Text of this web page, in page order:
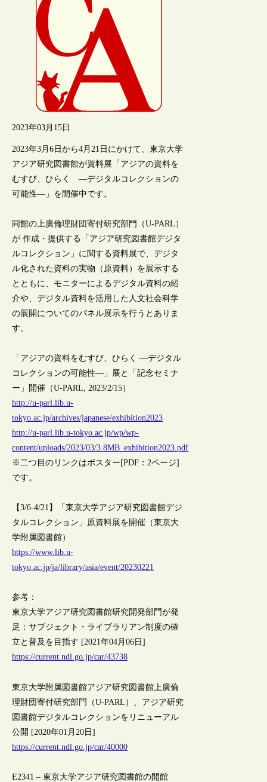
2023年03月15日
2023年3月6日から4月21日にかけて、東京大学
アジア研究図書館が資料展「アジアの資料を
むすび、ひらく ―デジタルコレクションの
可能性―」を開催中です。
同館の上廣倫理財団寄付研究部門（U-PARL）
が 作成・提供する「アジア研究図書館デジタ
ルコレクション」に関する資料展で、デジタ
ル化された資料の実物（原資料）を展示する
とともに、モニターによるデジタル資料の紹
介や、デジタル資料を活用した人文社会科学
の展開についてのパネル展示を行うとありま
す。
「アジアの資料をむすび、ひらく ―デジタル
コレクションの可能性―」展と「記念セミナ
ー」開催（U-PARL, 2023/2/15）
http://u-parl.lib.u-
tokyo.ac.jp/archives/japanese/exhibition2023
http://u-parl.lib.u-tokyo.ac.jp/wp/wp-
content/uploads/2023/03/3.8MB_exhibition2023.pdf
※二つ目のリンクはポスター[PDF：2ページ]
です。
【3/6-4/21】「東京大学アジア研究図書館デジ
タルコレクション」原資料展を開催（東京大
学附属図書館）
https://www.lib.u-
tokyo.ac.jp/ja/library/asia/event/20230221
参考：
東京大学アジア研究図書館研究開発部門が発
足：サブジェクト・ライブラリアン制度の確
立と普及を目指す [2021年04月06日]
https://current.ndl.go.jp/car/43738
東京大学附属図書館アジア研究図書館上廣倫
理財団寄付研究部門（U-PARL）、アジア研究
図書館デジタルコレクションをリニューアル
公開 [2020年01月20日]
https://current.ndl.go.jp/car/40000
E2341 – 東京大学アジア研究図書館の開館